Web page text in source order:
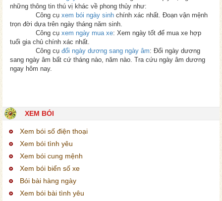
những thông tin thú vị khác về phong thủy như:
Công cụ xem bói ngày sinh chính xác nhất. Đoạn vận mệnh
trọn đời dựa trên ngày tháng năm sinh.
Công cụ xem ngày mua xe: Xem ngày tốt để mua xe hợp
tuổi gia chủ chính xác nhất.
Công cụ đổi ngày dương sang ngày âm: Đổi ngày dương
sang ngày âm bất cứ tháng nào, năm nào. Tra cứu ngày âm dương
ngay hôm nay.
XEM BÓI
Xem bói số điện thoại
Xem bói tình yêu
Xem bói cung mệnh
Xem bói biển số xe
Bói bài hàng ngày
Xem bói bài tình yêu